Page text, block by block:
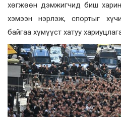
хөгжөөн дэмжигчид биш
хэмээн нэрлэж, спортыг
байгаа хүмүүст хатуу